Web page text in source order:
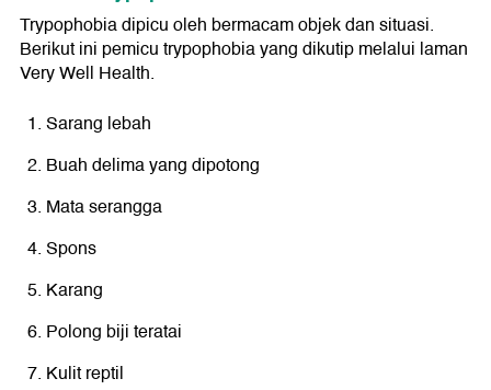
Trypophobia dipicu oleh bermacam objek dan situasi.
Berikut ini pemicu trypophobia yang dikutip melalui laman
Very Well Health.
Sarang lebah
Buah delima yang dipotong
Mata serangga
Spons
Karang
Polong biji teratai
Kulit reptil